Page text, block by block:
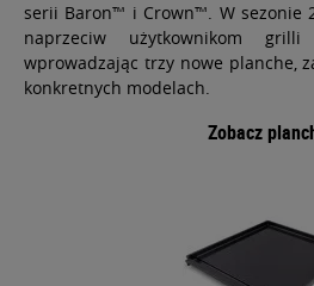
serii Baron™ i Crown™. W sezonie
naprzeciw użytkownikom
wprowadzając trzy nowe planche,
konkretnych modelach.
Zobacz